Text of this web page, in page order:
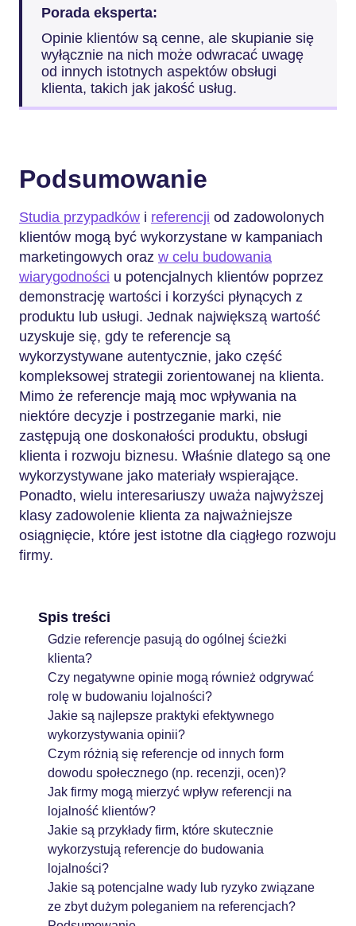
Porada eksperta:
Opinie klientów są cenne, ale skupianie się
wyłącznie na nich może odwracać uwagę
od innych istotnych aspektów obsługi
klienta, takich jak jakość usług.
Podsumowanie
Studia przypadków i referencji od zadowolonych
klientów mogą być wykorzystane w kampaniach
marketingowych oraz w celu budowania
wiarygodności u potencjalnych klientów poprzez
demonstrację wartości i korzyści płynących z
produktu lub usługi. Jednak największą wartość
uzyskuje się, gdy te referencje są
wykorzystywane autentycznie, jako część
kompleksowej strategii zorientowanej na klienta.
Mimo że referencje mają moc wpływania na
niektóre decyzje i postrzeganie marki, nie
zastępują one doskonałości produktu, obsługi
klienta i rozwoju biznesu. Właśnie dlatego są one
wykorzystywane jako materiały wspierające.
Ponadto, wielu interesariuszy uważa najwyższej
klasy zadowolenie klienta za najważniejsze
osiągnięcie, które jest istotne dla ciągłego rozwoju
firmy.
Spis treści
Gdzie referencje pasują do ogólnej ścieżki
klienta?
Czy negatywne opinie mogą również odgrywać
rolę w budowaniu lojalności?
Jakie są najlepsze praktyki efektywnego
wykorzystywania opinii?
Czym różnią się referencje od innych form
dowodu społecznego (np. recenzji, ocen)?
Jak firmy mogą mierzyć wpływ referencji na
lojalność klientów?
Jakie są przykłady firm, które skutecznie
wykorzystują referencje do budowania
lojalności?
Jakie są potencjalne wady lub ryzyko związane
ze zbyt dużym poleganiem na referencjach?